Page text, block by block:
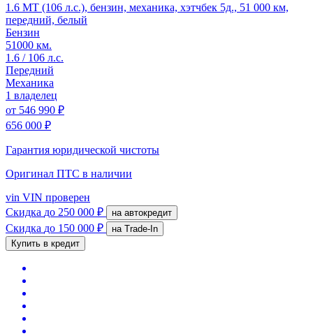
1.6 MT (106 л.с.), бензин, механика, хэтчбек 5д., 51 000 км,
передний, белый
Бензин
51000 км.
1.6 / 106 л.с.
Передний
Механика
1 владелец
от 546 990 ₽
656 000 ₽
Гарантия юридической чистоты
Оригинал ПТС в наличии
vin VIN проверен
Скидка до 250 000 ₽ на автокредит
Скидка до 150 000 ₽
на Trade-In
Купить в кредит